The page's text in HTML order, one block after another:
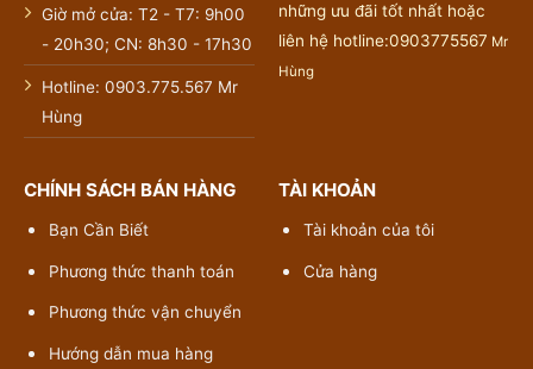
Giờ mở cửa: T2 - T7: 9h00
- 20h30; CN: 8h30 - 17h30
Hotline: 0903.775.567 Mr
Hùng
những ưu đãi tốt nhất hoặc
liên hệ hotline:0903775567 Mr
Hùng
CHÍNH SÁCH BÁN HÀNG
Bạn Cần Biết
Phương thức thanh toán
Phương thức vận chuyển
Hướng dẫn mua hàng
TÀI KHOẢN
Tài khoản của tôi
Cửa hàng